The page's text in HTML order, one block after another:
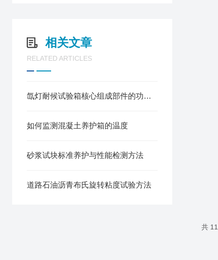
相关文章
RELATED ARTICLES
氙灯耐候试验箱核心组成部件的功能特点详解
如何监测混凝土养护箱的温度
砂浆试块标准养护与性能检测方法
道路石油沥青布氏旋转粘度试验方法
共